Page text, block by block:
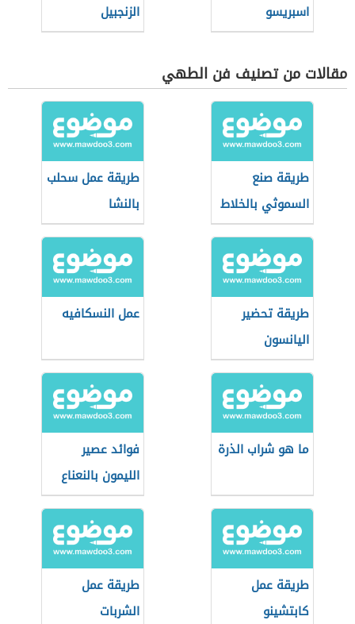
اسبريسو
الزنجبيل
مقالات من تصنيف فن الطهي
طريقة صنع
السموثي بالخلاط
طريقة عمل سحلب
بالنشا
طريقة تحضير
اليانسون
عمل النسكافيه
ما هو شراب الذرة
فوائد عصير
الليمون بالنعناع
طريقة عمل
كابتشينو
طريقة عمل
الشربات